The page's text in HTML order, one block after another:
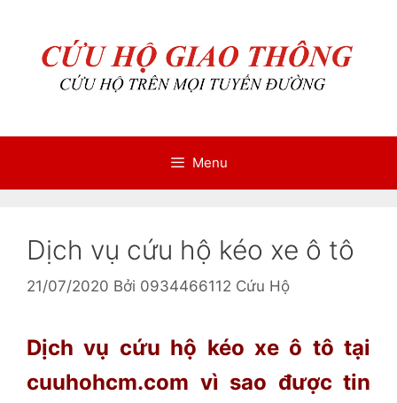
Menu
Dịch vụ cứu hộ kéo xe ô tô
21/07/2020 Bởi 0934466112 Cứu Hộ
Dịch vụ cứu hộ kéo xe ô tô tại
cuuhohcm.com vì sao được tin